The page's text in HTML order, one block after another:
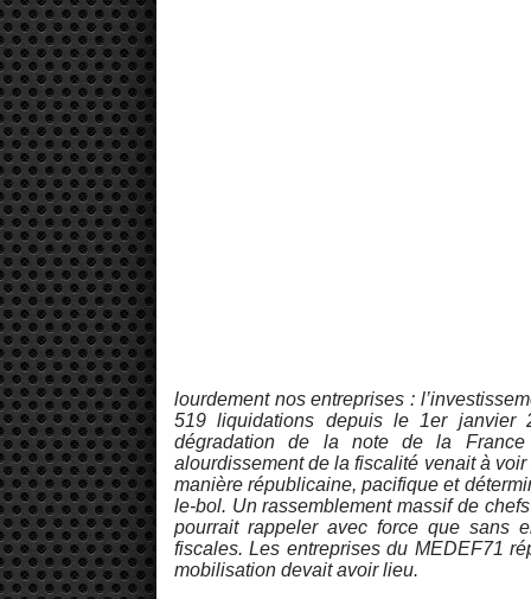
lourdement nos entreprises :
519 liquidations depuis le 1er janvier
dégradation de la note de la
alourdissement de la fiscalité venait à
manière républicaine, pacifique et
le-bol. Un rassemblement massif de
pourrait rappeler avec force que sans
fiscales. Les entreprises du MEDEF71
mobilisation devait avoir lieu.